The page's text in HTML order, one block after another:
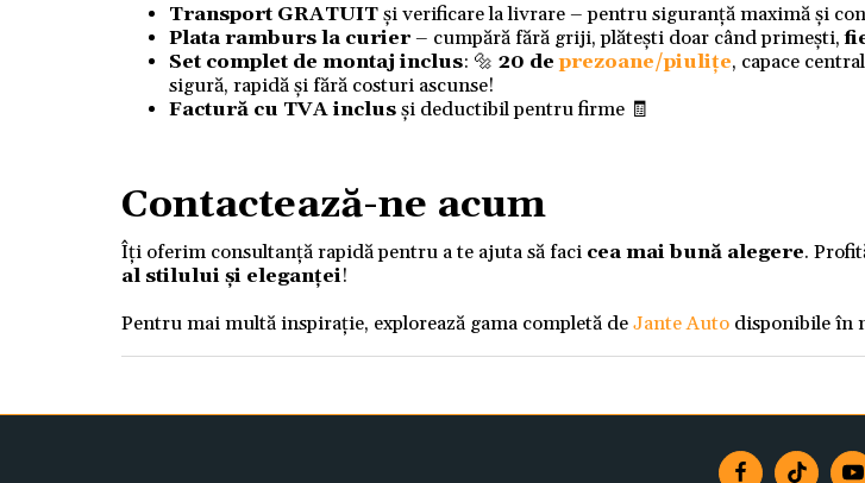
Transport GRATUITși verificare la livrare – pentru siguranță maximă și
Plata ramburs la curier– cumpără fără griji, plătești doar când primești,
Set complet de montaj inclus: 🔩 20 deprezoane/piulițe, capace
sigură, rapidă și fără costuri ascunse!
Factură cu TVA inclusși deductibil pentru firme 🧾
Contactează-ne acum
Îți oferim consultanță rapidă pentru a te ajuta să faci cea mai bună alegere.
al stilului și eleganței!
Pentru mai multă inspirație, explorează gama completă deJante Auto disponibile în